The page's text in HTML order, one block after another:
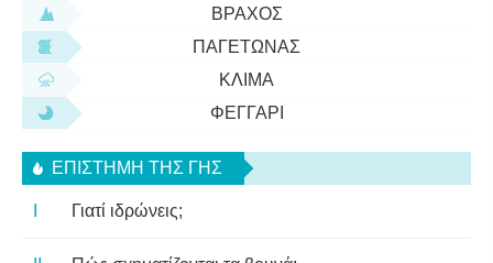
ΒΡΆΧΟΣ
ΠΑΓΕΤΏΝΑΣ
ΚΛΊΜΑ
ΦΕΓΓΆΡΙ
ΕΠΙΣΤΉΜΗ ΤΗΣ ΓΗΣ
Γιατί ιδρώνεις;